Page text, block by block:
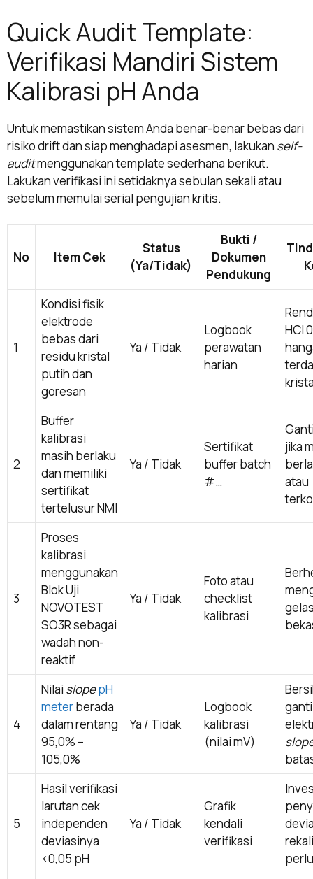
Quick Audit Template:
Verifikasi Mandiri Sistem
Kalibrasi pH Anda
Untuk memastikan sistem Anda benar-benar bebas dari
risiko drift dan siap menghadapi asesmen, lakukan self-
auditmenggunakan template sederhana berikut.
Lakukan verifikasi ini setidaknya sebulan sekali atau
sebelum memulai serial pengujian kritis.
No Item Cek
Status
(Ya/Tidak)
Bukti /
Dokumen
Pendukung
1
Kondisi fisik
elektrode
bebas dari
residu kristal
putih dan
goresan
Ya / Tidak
Logbook
perawatan
harian
HCl
2
Buffer
kalibrasi
masih berlaku
dan memiliki
sertifikat
tertelusur NMI
Ya / Tidak
Sertifikat
buffer batch
#…
jika
atau
3
Proses
kalibrasi
menggunakan
Blok Uji
NOVOTEST
SO3R sebagai
wadah non-
reaktif
Ya / Tidak
Foto atau
checklist
kalibrasi
4
Nilai slopepH
meterberada
dalam rentang
95,0% –
105,0%
Ya / Tidak
Logbook
kalibrasi
(nilai mV)
ganti
5
Hasil verifikasi
larutan cek
independen
deviasinya
<0,05 pH
Ya / Tidak
Grafik
kendali
verifikasi
perlu